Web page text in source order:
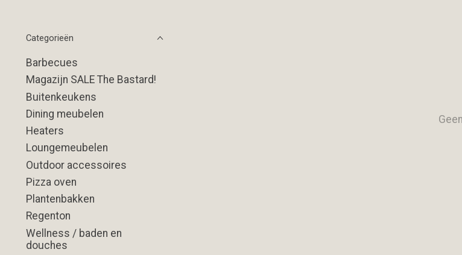
Categorieën
Barbecues
Magazijn SALE The Bastard!
Buitenkeukens
Dining meubelen
Heaters
Loungemeubelen
Outdoor accessoires
Pizza oven
Plantenbakken
Regenton
Wellness / baden en
douches